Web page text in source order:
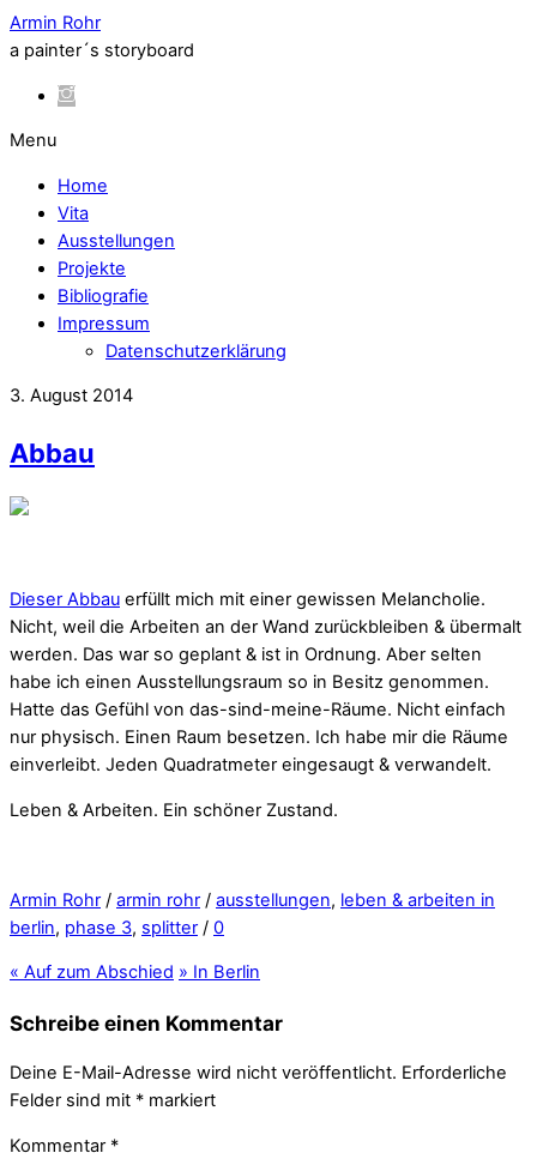
Armin Rohr
a painter´s storyboard
Menu
Home
Vita
Ausstellungen
Projekte
Bibliografie
Impressum
Datenschutzerklärung
3. August 2014
Abbau
Dieser Abbau erfüllt mich mit einer gewissen Melancholie.
Nicht, weil die Arbeiten an der Wand zurückbleiben & übermalt
werden. Das war so geplant & ist in Ordnung. Aber selten
habe ich einen Ausstellungsraum so in Besitz genommen.
Hatte das Gefühl von das-sind-meine-Räume. Nicht einfach
nur physisch. Einen Raum besetzen. Ich habe mir die Räume
einverleibt. Jeden Quadratmeter eingesaugt & verwandelt.
Leben & Arbeiten. Ein schöner Zustand.
Armin Rohr / armin rohr / ausstellungen, leben & arbeiten in
berlin, phase 3, splitter / 0
« Auf zum Abschied » In Berlin
Schreibe einen Kommentar
Deine E-Mail-Adresse wird nicht veröffentlicht. Erforderliche
Felder sind mit * markiert
Kommentar *